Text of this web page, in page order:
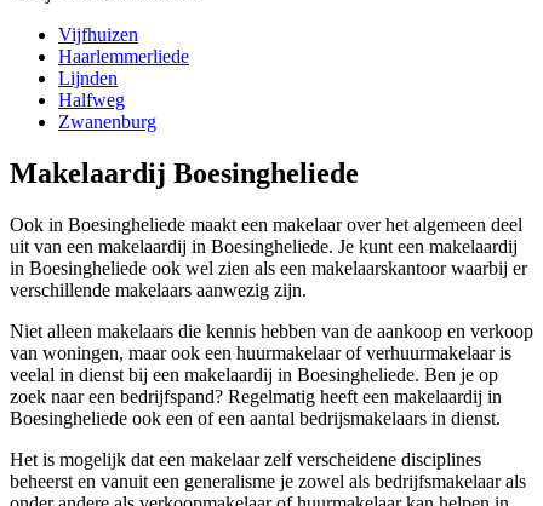
Vijfhuizen
Haarlemmerliede
Lijnden
Halfweg
Zwanenburg
Makelaardij Boesingheliede
Ook in Boesingheliede maakt een makelaar over het algemeen deel
uit van een makelaardij in Boesingheliede. Je kunt een makelaardij
in Boesingheliede ook wel zien als een makelaarskantoor waarbij er
verschillende makelaars aanwezig zijn.
Niet alleen makelaars die kennis hebben van de aankoop en verkoop
van woningen, maar ook een huurmakelaar of verhuurmakelaar is
veelal in dienst bij een makelaardij in Boesingheliede. Ben je op
zoek naar een bedrijfspand? Regelmatig heeft een makelaardij in
Boesingheliede ook een of een aantal bedrijsmakelaars in dienst.
Het is mogelijk dat een makelaar zelf verscheidene disciplines
beheerst en vanuit een generalisme je zowel als bedrijfsmakelaar als